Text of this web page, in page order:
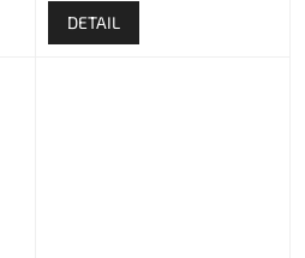
DETAIL